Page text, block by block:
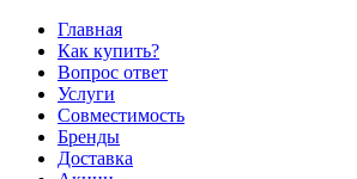
Главная
Как купить?
Вопрос ответ
Услуги
Совместимость
Бренды
Доставка